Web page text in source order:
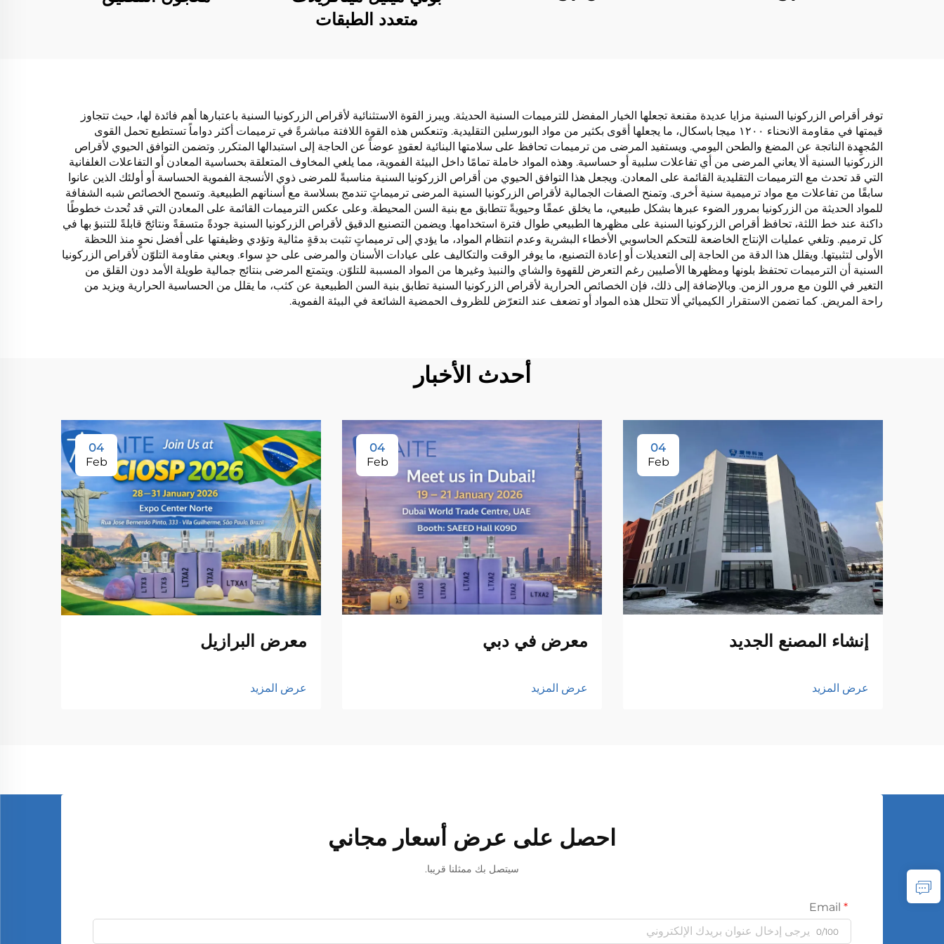
متعدد الطبقات
توفر أقراص الزركونيا السنية مزايا عديدة مقنعة تجعلها الخيار المفضل للترميمات السنية الحديثة. ويبرز القوة الاستثنائية لأقراص الزركونيا السنية باعتبارها أهم فائدة لها، حيث تتجاوز
قيمتها في مقاومة الانحناء ١٢٠٠ ميجا باسكال، ما يجعلها أقوى بكثير من مواد البورسلين التقليدية. وتنعكس هذه القوة اللافتة مباشرةً في ترميمات أكثر دواماً تستطيع تحمل القوى
المُجهِدة الناتجة عن المضغ والطحن اليومي. ويستفيد المرضى من ترميمات تحافظ على سلامتها البنائية لعقودٍ عوضاً عن الحاجة إلى استبدالها المتكرر. وتضمن التوافق الحيوي لأقراص
الزركونيا السنية ألا يعاني المرضى من أي تفاعلات سلبية أو حساسية. وهذه المواد خاملة تمامًا داخل البيئة الفموية، مما يلغي المخاوف المتعلقة بحساسية المعادن أو التفاعلات الغلفانية
التي قد تحدث مع الترميمات التقليدية القائمة على المعادن. ويجعل هذا التوافق الحيوي من أقراص الزركونيا السنية مناسبةً للمرضى ذوي الأنسجة الفموية الحساسة أو أولئك الذين عانوا
سابقًا من تفاعلات مع مواد ترميمية سنية أخرى. وتمنح الصفات الجمالية لأقراص الزركونيا السنية المرضى ترميماتٍ تندمج بسلاسة مع أسنانهم الطبيعية. وتسمح الخصائص شبه الشفافة
للمواد الحديثة من الزركونيا بمرور الضوء عبرها بشكل طبيعي، ما يخلق عمقًا وحيويةً تتطابق مع بنية السن المحيطة. وعلى عكس الترميمات القائمة على المعادن التي قد تُحدث خطوطًا
داكنة عند خط اللثة، تحافظ أقراص الزركونيا السنية على مظهرها الطبيعي طوال فترة استخدامها. ويضمن التصنيع الدقيق لأقراص الزركونيا السنية جودةً متسقةً ونتائجَ قابلةً للتنبؤ بها في
كل ترميم. وتلغي عمليات الإنتاج الخاضعة للتحكم الحاسوبي الأخطاء البشرية وعدم انتظام المواد، ما يؤدي إلى ترميماتٍ تثبت بدقةٍ مثالية وتؤدي وظيفتها على أفضل نحوٍ منذ اللحظة
الأولى لتثبيتها. ويقلل هذا الدقة من الحاجة إلى التعديلات أو إعادة التصنيع، ما يوفر الوقت والتكاليف على عيادات الأسنان والمرضى على حدٍ سواء. ويعني مقاومة التلوّن لأقراص الزركونيا
السنية أن الترميمات تحتفظ بلونها ومظهرها الأصليين رغم التعرض للقهوة والشاي والنبيذ وغيرها من المواد المسببة للتلوّن. ويتمتع المرضى بنتائج جمالية طويلة الأمد دون القلق من
التغير في اللون مع مرور الزمن. وبالإضافة إلى ذلك، فإن الخصائص الحرارية لأقراص الزركونيا السنية تطابق بنية السن الطبيعية عن كثب، ما يقلل من الحساسية الحرارية ويزيد من
راحة المريض. كما تضمن الاستقرار الكيميائي ألا تتحلل هذه المواد أو تضعف عند التعرّض للظروف الحمضية الشائعة في البيئة الفموية.
أحدث الأخبار
04
Feb
إنشاء المصنع الجديد
عرض المزيد
04
Feb
معرض في دبي
عرض المزيد
04
Feb
معرض البرازيل
عرض المزيد
احصل على عرض أسعار مجاني
سيتصل بك ممثلنا قريبا.
0/100